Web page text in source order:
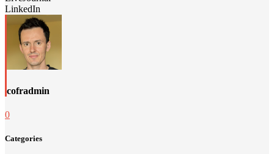
LinkedIn
cofradmin
0
Categories